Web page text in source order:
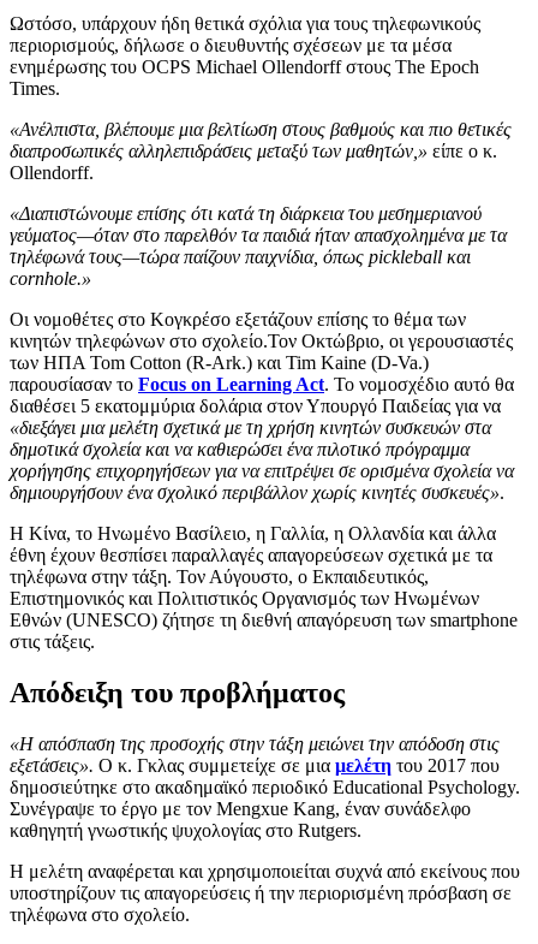
Ωστόσο, υπάρχουν ήδη θετικά σχόλια για τους τηλεφωνικούς
περιορισμούς, δήλωσε ο διευθυντής σχέσεων με τα μέσα
ενημέρωσης του OCPS Michael Ollendorff στους The Epoch
Times.
«Ανέλπιστα, βλέπουμε μια βελτίωση στους βαθμούς και πιο θετικές
διαπροσωπικές αλληλεπιδράσεις μεταξύ των μαθητών,» είπε ο κ.
Ollendorff.
«Διαπιστώνουμε επίσης ότι κατά τη διάρκεια του μεσημεριανού
γεύματος—όταν στο παρελθόν τα παιδιά ήταν απασχολημένα με τα
τηλέφωνά τους—τώρα παίζουν παιχνίδια, όπως pickleball και
cornhole.»
Οι νομοθέτες στο Κογκρέσο εξετάζουν επίσης το θέμα των
κινητών τηλεφώνων στο σχολείο.Τον Οκτώβριο, οι γερουσιαστές
των ΗΠΑ Tom Cotton (R-Ark.) και Tim Kaine (D-Va.)
παρουσίασαν το Focus on Learning Act. Το νομοσχέδιο αυτό θα
διαθέσει 5 εκατομμύρια δολάρια στον Υπουργό Παιδείας για να
«διεξάγει μια μελέτη σχετικά με τη χρήση κινητών συσκευών στα
δημοτικά σχολεία και να καθιερώσει ένα πιλοτικό πρόγραμμα
χορήγησης επιχορηγήσεων για να επιτρέψει σε ορισμένα σχολεία να
δημιουργήσουν ένα σχολικό περιβάλλον χωρίς κινητές συσκευές».
Η Κίνα, το Ηνωμένο Βασίλειο, η Γαλλία, η Ολλανδία και άλλα
έθνη έχουν θεσπίσει παραλλαγές απαγορεύσεων σχετικά με τα
τηλέφωνα στην τάξη. Τον Αύγουστο, ο Εκπαιδευτικός,
Επιστημονικός και Πολιτιστικός Οργανισμός των Ηνωμένων
Εθνών (UNESCO) ζήτησε τη διεθνή απαγόρευση των smartphone
στις τάξεις.
Απόδειξη του προβλήματος
«Η απόσπαση της προσοχής στην τάξη μειώνει την απόδοση στις
εξετάσεις». Ο κ. Γκλας συμμετείχε σε μια μελέτη του 2017 που
δημοσιεύτηκε στο ακαδημαϊκό περιοδικό Educational Psychology.
Συνέγραψε το έργο με τον Mengxue Kang, έναν συνάδελφο
καθηγητή γνωστικής ψυχολογίας στο Rutgers.
Η μελέτη αναφέρεται και χρησιμοποιείται συχνά από εκείνους που
υποστηρίζουν τις απαγορεύσεις ή την περιορισμένη πρόσβαση σε
τηλέφωνα στο σχολείο.